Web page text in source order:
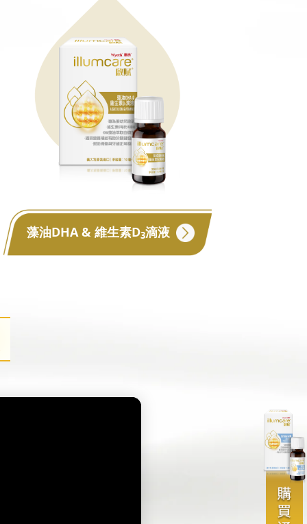
藻油DHA & 維生素D3滴液